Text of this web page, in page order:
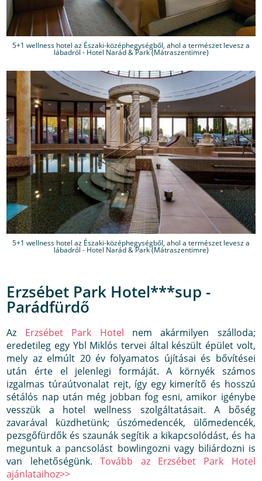
5+1 wellness hotel az Északi-középhegységből, ahol a természet levesz a
lábadról - Hotel Narád & Park (Mátraszentimre)
5+1 wellness hotel az Északi-középhegységből, ahol a természet levesz a
lábadról - Hotel Narád & Park (Mátraszentimre)
Erzsébet Park Hotel***sup -
Parádfürdő
Az Erzsébet Park Hotel nem akármilyen szálloda;
eredetileg egy Ybl Miklós tervei által készült épület volt,
mely az elmúlt 20 év folyamatos újításai és bővítései
után érte el jelenlegi formáját. A környék számos
izgalmas túraútvonalat rejt, így egy kimerítő és hosszú
sétálós nap után még jobban fog esni, amikor igénybe
vesszük a hotel wellness szolgáltatásait. A bőség
zavarával küzdhetünk; úszómedencék, ülőmedencék,
pezsgőfürdők és szaunák segítik a kikapcsolódást, és ha
meguntuk a pancsolást bowlingozni vagy biliárdozni is
van lehetőségünk.Tovább az Erzsébet Park Hotel
ajánlataihoz>>